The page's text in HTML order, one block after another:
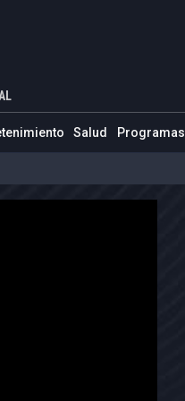
Salud Programas
de las FARC